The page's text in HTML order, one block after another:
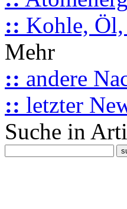
:: Kohle, Öl,
Mehr
:: andere
:: letzter
Suche in